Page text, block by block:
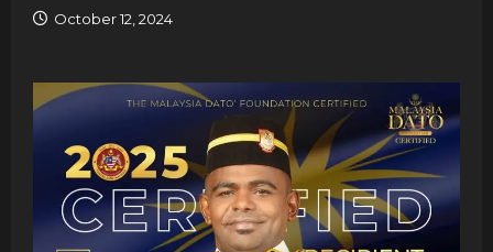
October 12, 2024